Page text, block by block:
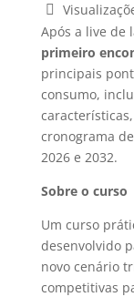
Após a live de
primeiro
principais
consumo,
cronograma
2026 e 2032.
Sobre o curso
Um curso
desenvolvido
novo cenário
competitivas